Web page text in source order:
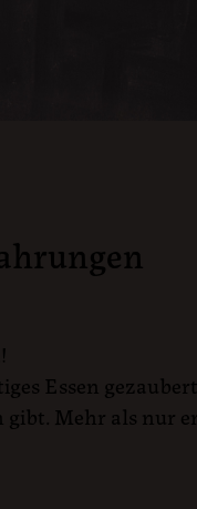
Essen
gibt. Mehr als nur